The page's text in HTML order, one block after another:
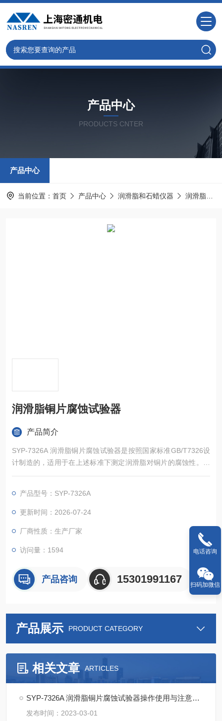
产品中心
PRODUCTS CNTER
产品中心
当前位置： 首页 产品中心 润滑脂和石蜡仪器 润滑脂腐蚀试验器
润滑脂铜片腐蚀试验器
产品简介
SYP-7326A 润滑脂铜片腐蚀试验器是按照国家标准GB/T7326设
计制造的，适用于在上述标准下测定润滑脂对铜片的腐蚀性。是
石油化工、交通运输、国防和科研等行业进行油品分析的仪器。
果准确。把一块准备好的铜片全部浸入到润滑脂试样中，在烘箱
或液体浴中加热一定时间。一般采用的条件是100℃，24h。在实
产品型号：SYP-7326A
更新时间：2026-07-24
厂商性质：生产厂家
访问量：1594
产品咨询 15301991167
产品展示 PRODUCT CATEGORY
相关文章 ARTICLES
SYP-7326A 润滑脂铜片腐蚀试验器操作使用与注意事项
发布时间：2023-03-01
电话咨询
扫码加微信